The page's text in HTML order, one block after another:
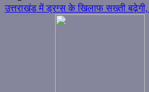
उत्तराखंड में ड्रग्स के खिलाफ सख्ती